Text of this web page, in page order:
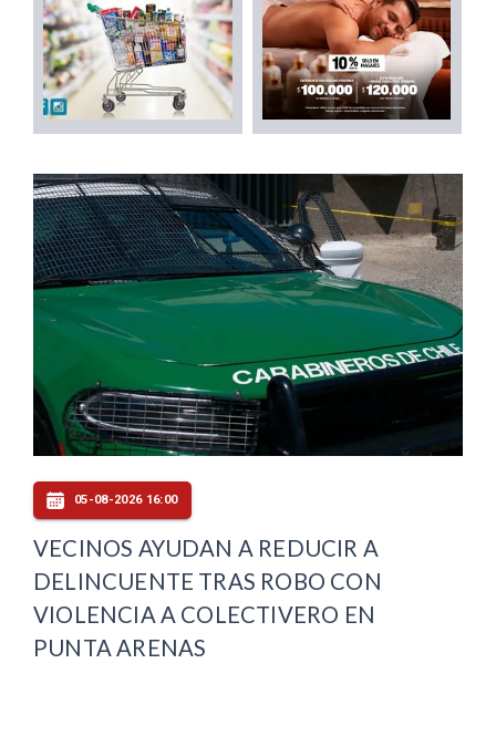
05-08-2026 16:00
VECINOS AYUDAN A REDUCIR A
DELINCUENTE TRAS ROBO CON
VIOLENCIA A COLECTIVERO EN
PUNTA ARENAS